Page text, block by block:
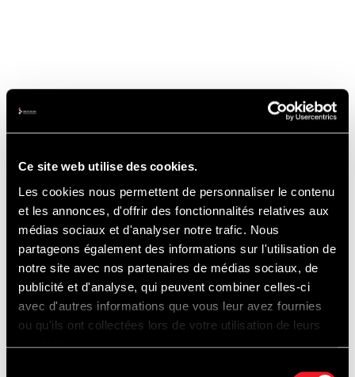
Ce site web utilise des cookies.
Les cookies nous permettent de personnaliser le contenu
et les annonces, d'offrir des fonctionnalités relatives aux
médias sociaux et d'analyser notre trafic. Nous
partageons également des informations sur l'utilisation de
notre site avec nos partenaires de médias sociaux, de
publicité et d'analyse, qui peuvent combiner celles-ci
avec d'autres informations que vous leur avez fournies
ou qu'ils ont collectées lors de votre utilisation de leurs
services.
Infos pratiques